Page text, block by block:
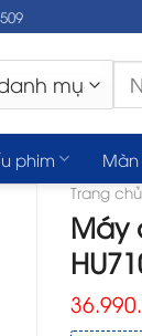
Tìm
phim Màn
Trang chủ
Máy